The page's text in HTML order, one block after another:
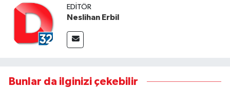
EDITÖR
Neslihan Erbil
Bunlar da ilginizi çekebilir